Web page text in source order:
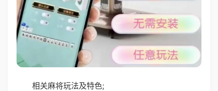
相关麻将玩法及特色;